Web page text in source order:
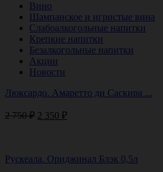
Вино
Шампанское и игристые вина
Слабоалкогольные напитки
Крепкие напитки
Безалкогольные напитки
Акции
Новости
Люксардо. Амаретто ди Саскира ...
2 750₽ Первоначальная
750 ₽.
2 350 ₽Текущая
Рускеала. Ориджинал Блэк 0,5л